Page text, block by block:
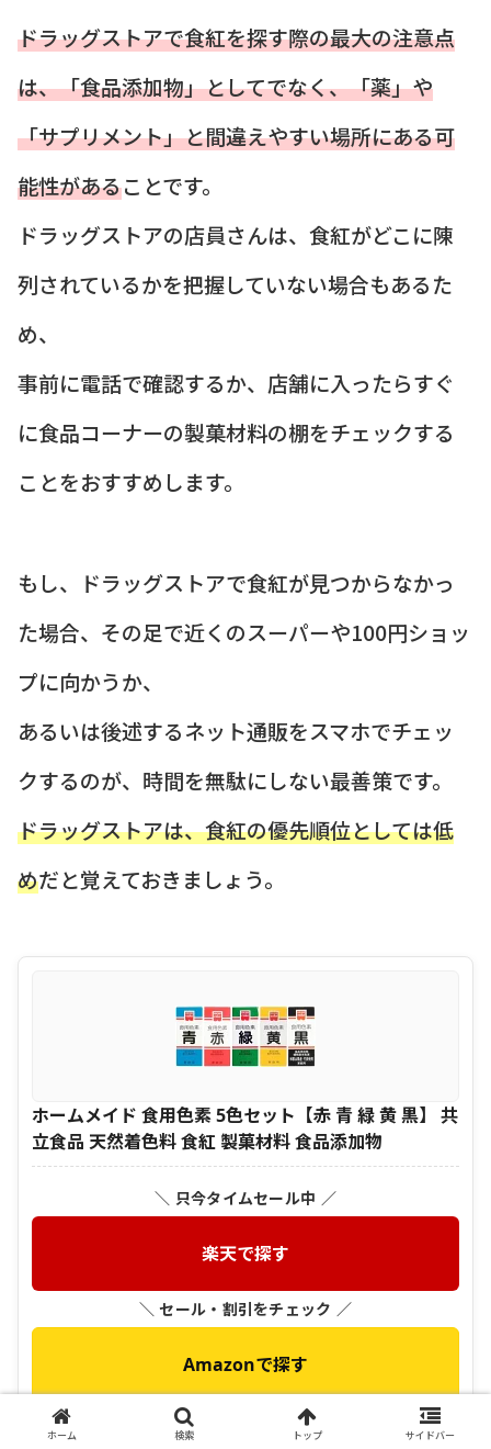
ドラッグストアで食紅を探す際の最大の注意点
は、「食品添加物」としてでなく、「薬」や
「サプリメント」と間違えやすい場所にある可
能性があることです。
ドラッグストアの店員さんは、食紅がどこに陳
列されているかを把握していない場合もあるた
め、
事前に電話で確認するか、店舗に入ったらすぐ
に食品コーナーの製菓材料の棚をチェックする
ことをおすすめします。
もし、ドラッグストアで食紅が見つからなかっ
た場合、その足で近くのスーパーや100円ショッ
プに向かうか、
あるいは後述するネット通販をスマホでチェッ
クするのが、時間を無駄にしない最善策です。
ドラッグストアは、食紅の優先順位としては低
めだと覚えておきましょう。
ホームメイド 食用色素 5色セット【赤 青 緑 黄 黒】 共
立食品 天然着色料 食紅 製菓材料 食品添加物
＼ 只今タイムセール中 ／
楽天で探す
＼ セール・割引をチェック ／
Amazonで探す
＼ クーポン配布中かも ／
ホーム 検索 トップ サイドバー